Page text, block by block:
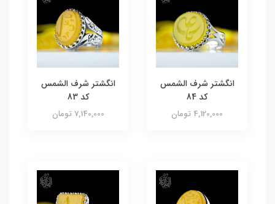
انگشتر شرف الشمس
کد 84
4,120,000 تومان
انگشتر شرف الشمس
کد 83
7,140,000 تومان